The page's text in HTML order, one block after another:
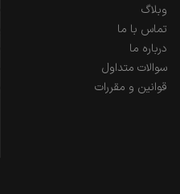
وبلاگ
تماس با ما
درباره ما
سوالات متداول
قوانین و مقررات